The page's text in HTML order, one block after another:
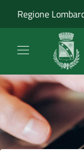
Regione